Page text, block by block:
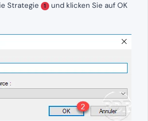
Strategie 1 und klicken Sie auf OK